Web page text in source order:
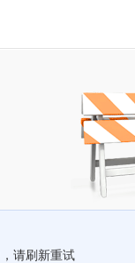
请刷新重试